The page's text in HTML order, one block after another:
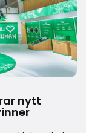
nytt